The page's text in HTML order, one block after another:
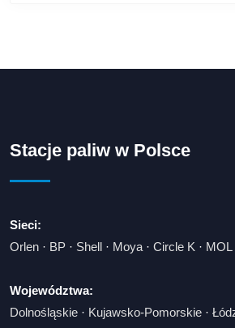
Stacje paliw w Polsce
Sieci:
Orlen · BP · Shell · Moya · Circle K · MOL
Województwa:
Dolnośląskie · Kujawsko-Pomorskie ·